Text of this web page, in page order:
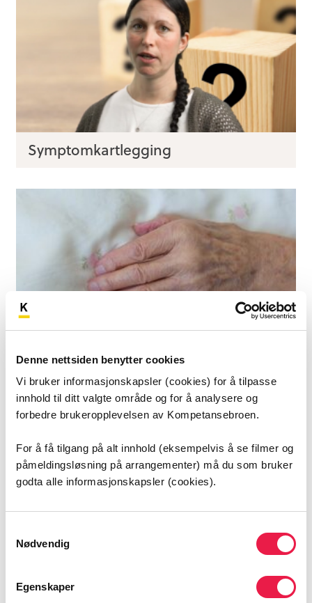
Denne nettsiden benytter cookies
Vi bruker informasjonskapsler (cookies) for å tilpasse
innhold til ditt valgte område og for å analysere og
forbedre brukeropplevelsen av Kompetansebroen.
For å få tilgang på alt innhold (eksempelvis å se filmer og
påmeldingsløsning på arrangementer) må du som bruker
godta alle informasjonskapsler (cookies).
Nødvendig
Egenskaper
Symptomkartlegging
Smerter
9:50
Uro